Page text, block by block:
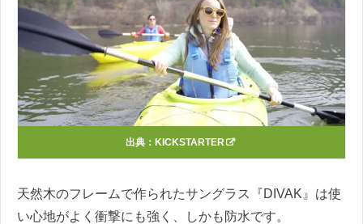
出典： KICKSTARTER
天然木のフレームで作られたサングラス『DIVAK』は使
い心地がよく衝撃にも強く、しかも防水です。